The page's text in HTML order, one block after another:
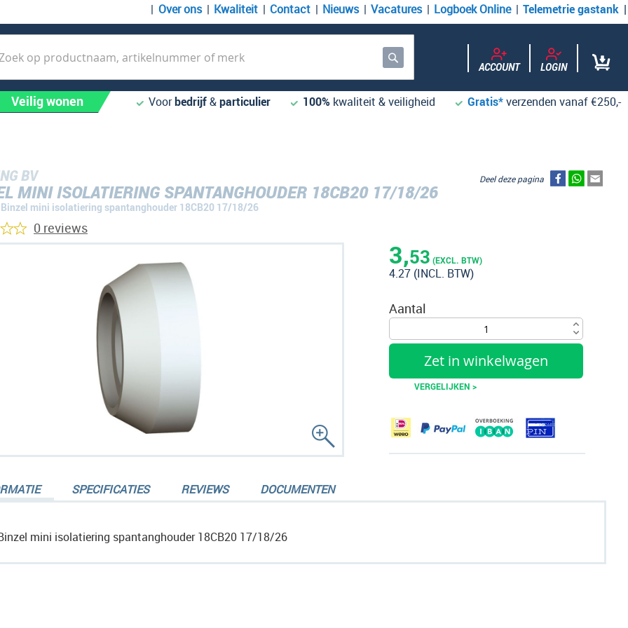
Over ons Kwaliteit Contact Nieuws Vacatures Logboek Online Telemetrie gastank
Zoek ACCOUNT LOGIN
Veilig wonen Voorbedrijf&particulier 100% kwaliteit & veiligheid Gratis*verzenden vanaf €250,-
BV
MINI ISOLATIERING SPANTANGHOUDER 18CB20 17/18/26
Binzel mini isolatiering spantanghouder 18CB20 17/18/26
3,53 (EXCL. BTW)
4.27 (INCL. BTW)
Aantal
Zet in winkelwagen
VERGELIJKEN >
Deel deze pagina
0 reviews
mini isolatiering spantanghouder 18CB20 17/18/26
SPECIFICATIES REVIEWS DOCUMENTEN